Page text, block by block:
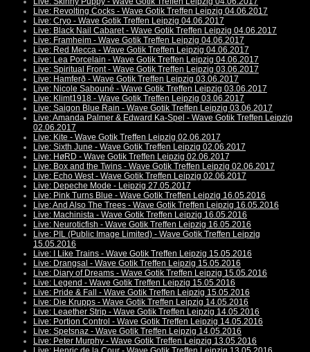
Live: Revolting Cocks - Wave Gotik Treffen Leipzig 04.06.2017
Live: Cryo - Wave Gotik Treffen Leipzig 04.06.2017
Live: Black Nail Cabaret - Wave Gotik Treffen Leipzig 04.06.2017
Live: Framheim - Wave Gotik Treffen Leipzig 04.06.2017
Live: Red Mecca - Wave Gotik Treffen Leipzig 04.06.2017
Live: Lea Porcelain - Wave Gotik Treffen Leipzig 04.06.2017
Live: Spiritual Front - Wave Gotik Treffen Leipzig 03.06.2017
Live: Hamferð - Wave Gotik Treffen Leipzig 03.06.2017
Live: Nicole Sabouné - Wave Gotik Treffen Leipzig 03.06.2017
Live: Klimt1918 - Wave Gotik Treffen Leipzig 03.06.2017
Live: Saigon Blue Rain - Wave Gotik Treffen Leipzig 03.06.2017
Live: Amanda Palmer & Edward Ka-Spel - Wave Gotik Treffen Leipzig
02.06.2017
Live: Kite - Wave Gotik Treffen Leipzig 02.06.2017
Live: Sixth June - Wave Gotik Treffen Leipzig 02.06.2017
Live: HøRD - Wave Gotik Treffen Leipzig 02.06.2017
Live: Box and the Twins - Wave Gotik Treffen Leipzig 02.06.2017
Live: Echo West - Wave Gotik Treffen Leipzig 02.06.2017
Live: Depeche Mode - Leipzig 27.05.2017
Live: Pink Turns Blue - Wave Gotik Treffen Leipzig 16.05.2016
Live: And Also The Trees - Wave Gotik Treffen Leipzig 16.05.2016
Live: Machinista - Wave Gotik Treffen Leipzig 16.05.2016
Live: Neuroticfish - Wave Gotik Treffen Leipzig 16.05.2016
Live: PIL (Public Image Limited) - Wave Gotik Treffen Leipzig
15.05.2016
Live: I Like Trains - Wave Gotik Treffen Leipzig 15.05.2016
Live: Drangsal - Wave Gotik Treffen Leipzig 15.05.2016
Live: Diary of Dreams - Wave Gotik Treffen Leipzig 15.05.2016
Live: Legend - Wave Gotik Treffen Leipzig 15.05.2016
Live: Pride & Fall - Wave Gotik Treffen Leipzig 15.05.2016
Live: Die Krupps - Wave Gotik Treffen Leipzig 14.05.2016
Live: Leaether Strip - Wave Gotik Treffen Leipzig 14.05.2016
Live: Portion Control - Wave Gotik Treffen Leipzig 14.05.2016
Live: Spetsnaz - Wave Gotik Treffen Leipzig 14.05.2016
Live: Peter Murphy - Wave Gotik Treffen Leipzig 13.05.2016